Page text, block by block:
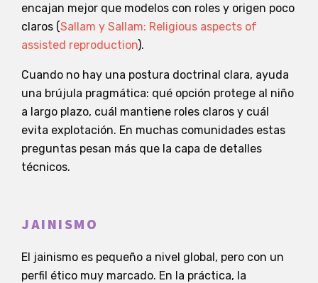
encajan mejor que modelos con roles y origen poco
claros (Sallam y Sallam: Religious aspects of
assisted reproduction).
Cuando no hay una postura doctrinal clara, ayuda
una brújula pragmática: qué opción protege al niño
a largo plazo, cuál mantiene roles claros y cuál
evita explotación. En muchas comunidades estas
preguntas pesan más que la capa de detalles
técnicos.
JAINISMO
El jainismo es pequeño a nivel global, pero con un
perfil ético muy marcado. En la práctica, la